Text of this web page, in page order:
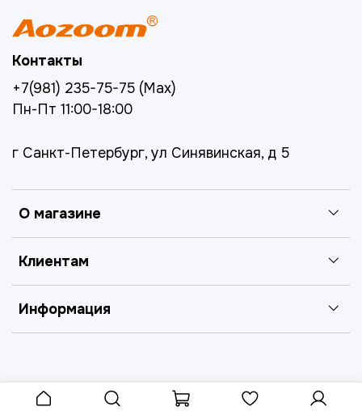
О магазине
Клиентам
Информация
Контакты
+7(981) 235-75-75 (Max)
Пн-Пт 11:00-18:00
г Санкт-Петербург, ул Синявинская, д 5